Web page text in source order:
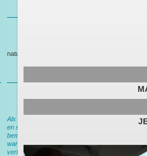
natuur
Als ik hier rij denk ik aan ruimte, rust
en schapen. En aan thuis, want dan
ben ik op weg naar huis. Nog wel,
want over een maand ga ik
verhuizen, dan heb ik deze weg 15